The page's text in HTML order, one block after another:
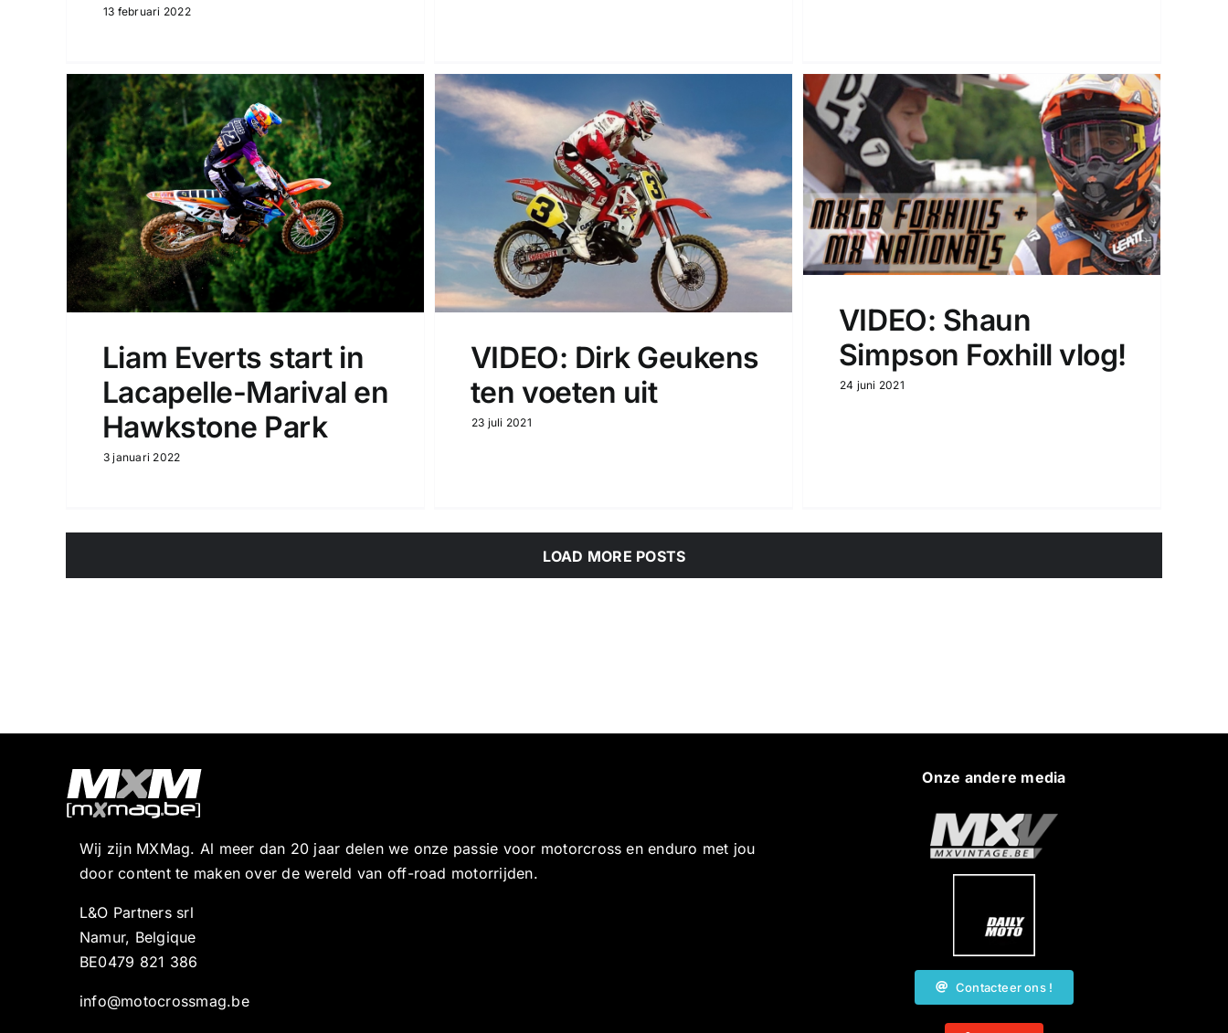
13 februari 2022
Liam Everts start in
Lacapelle-Marival en
Hawkstone Park
3 januari 2022
VIDEO: Dirk Geukens
ten voeten uit
23 juli 2021
VIDEO: Shaun
Simpson Foxhill vlog!
24 juni 2021
LOAD MORE POSTS
Wij zijn MXMag. Al meer dan 20 jaar delen we onze passie voor motorcross en enduro met jou
door content te maken over de wereld van off-road motorrijden.
L&O Partners srl
Namur, Belgique
BE0479 821 386
info@motocrossmag.be
Onze andere media
Contacteer ons !